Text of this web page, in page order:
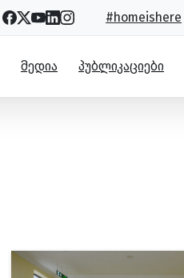
#homeishere
ᲛᲔᲓᲘᲐ ᲞᲣᲑᲚᲘᲙᲐᲪᲘᲔᲑᲘ